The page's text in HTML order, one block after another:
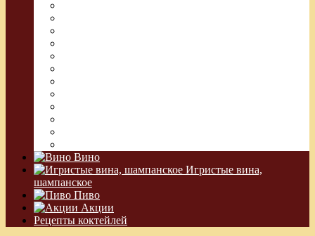
Вино
Игристые вина,
шампанское
Пиво
Акции
Рецепты коктейлей